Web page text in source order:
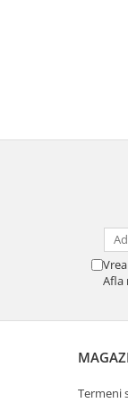
Afla
Termeni